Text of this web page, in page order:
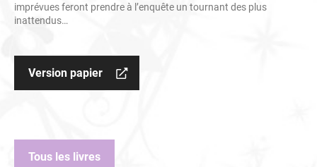
imprévues feront prendre à l’enquête un tournant des plus
inattendus…
Version papier
Tous les livres